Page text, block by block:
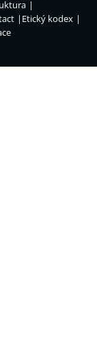
Etický kodex